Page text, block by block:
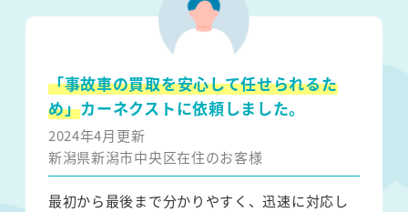
「事故車の買取を安心して任せられるた
め」カーネクストに依頼しました。
2024年4月更新
新潟県新潟市中央区在住のお客様
最初から最後まで分かりやすく、迅速に対応し